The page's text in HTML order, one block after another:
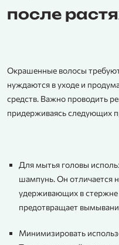
после
Окрашенные волосы
нуждаются в уходе и
средств. Важно проводить
придерживаясь следующих
Для мытья головы
шампунь. Он отличается
удерживающих в стержне
предотвращает
Минимизировать